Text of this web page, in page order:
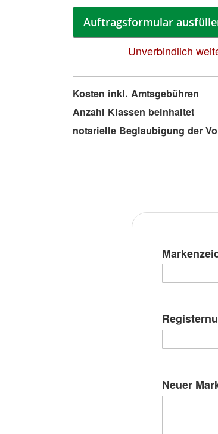
Auftragsformular
Unverbindlich
Mehr
Informationen
Kosten inkl. Amtsgebühren
Anzahl Klassen beinhaltet
notarielle Beglaubigung der
Neuer